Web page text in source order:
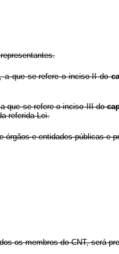
a que se refere o inciso II do
a que se refere o inciso III do
referida Lei.
órgãos e entidades públicas
os membros do CNT, será